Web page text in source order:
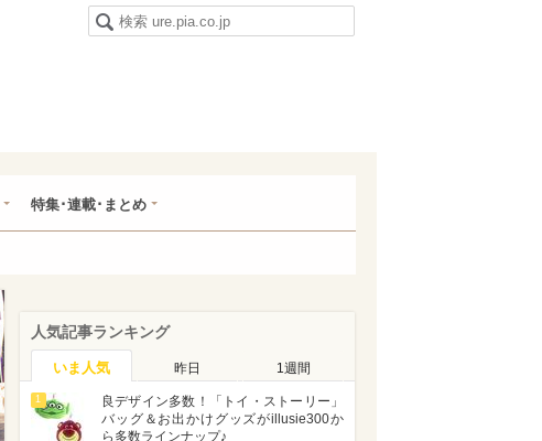
特集･連載･まとめ
人気記事ランキング
いま人気 昨日 1週間
1
良デザイン多数！「トイ・ストーリー」
バッグ＆お出かけグッズがillusie300か
ら多数ラインナップ♪